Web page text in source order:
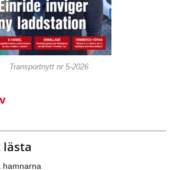
Transportnytt nr 5-2026
lästa
hamnarna